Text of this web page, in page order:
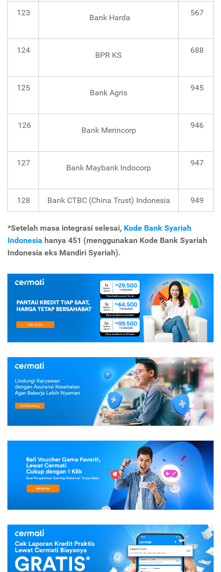
123
Bank Harda
567
124
BPR KS
688
125
Bank Agris
945
126
Bank Merincorp
946
127
Bank Maybank Indocorp
947
128 Bank CTBC (China Trust) Indonesia 949
*Setelah masa integrasi selesai, Kode Bank Syariah
Indonesia hanya 451 (menggunakan Kode Bank Syariah
Indonesia eks Mandiri Syariah).